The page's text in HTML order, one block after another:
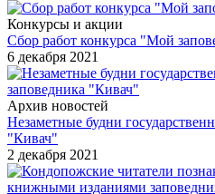
Конкурсы и акции
Сбор работ конкурса "Мой
6 декабря 2021
Архив новостей
Незаметные будни
"Кивач"
2 декабря 2021